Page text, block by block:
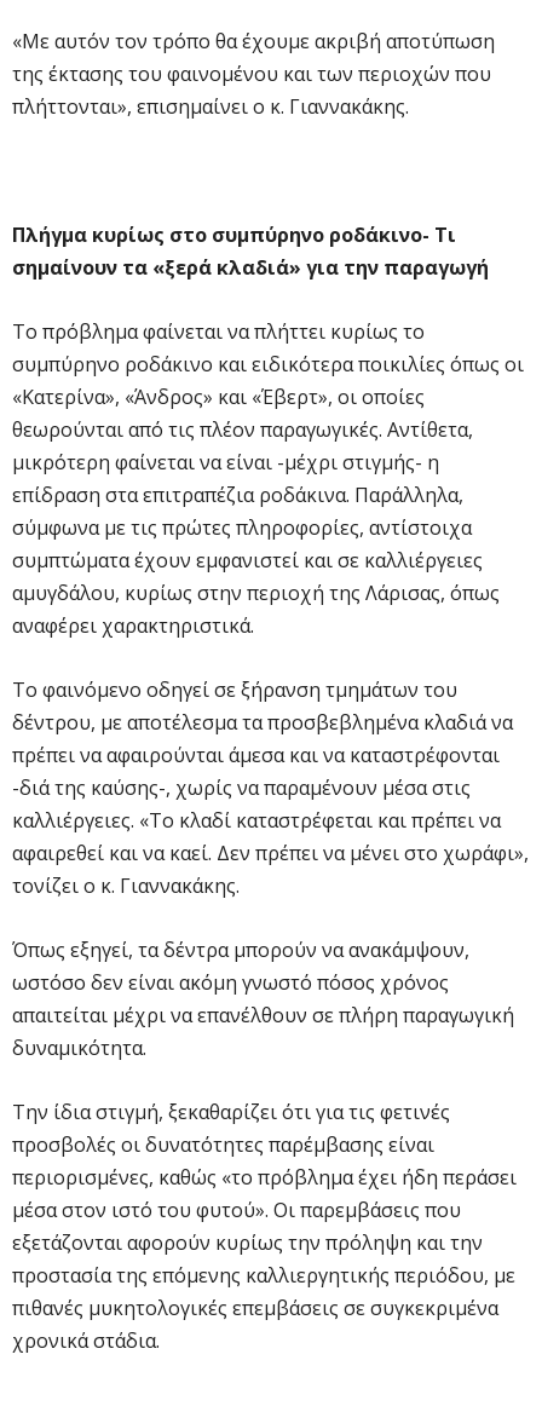
«Με αυτόν τον τρόπο θα έχουμε ακριβή αποτύπωση
της έκτασης του φαινομένου και των περιοχών που
πλήττονται», επισημαίνει ο κ. Γιαννακάκης.
Πλήγμα κυρίως στο συμπύρηνο ροδάκινο- Τι
σημαίνουν τα «ξερά κλαδιά» για την παραγωγή
Το πρόβλημα φαίνεται να πλήττει κυρίως το
συμπύρηνο ροδάκινο και ειδικότερα ποικιλίες όπως οι
«Κατερίνα», «Άνδρος» και «Έβερτ», οι οποίες
θεωρούνται από τις πλέον παραγωγικές. Αντίθετα,
μικρότερη φαίνεται να είναι -μέχρι στιγμής- η
επίδραση στα επιτραπέζια ροδάκινα. Παράλληλα,
σύμφωνα με τις πρώτες πληροφορίες, αντίστοιχα
συμπτώματα έχουν εμφανιστεί και σε καλλιέργειες
αμυγδάλου, κυρίως στην περιοχή της Λάρισας, όπως
αναφέρει χαρακτηριστικά.
Το φαινόμενο οδηγεί σε ξήρανση τμημάτων του
δέντρου, με αποτέλεσμα τα προσβεβλημένα κλαδιά να
πρέπει να αφαιρούνται άμεσα και να καταστρέφονται
-διά της καύσης-, χωρίς να παραμένουν μέσα στις
καλλιέργειες. «Το κλαδί καταστρέφεται και πρέπει να
αφαιρεθεί και να καεί. Δεν πρέπει να μένει στο χωράφι»,
τονίζει ο κ. Γιαννακάκης.
Όπως εξηγεί, τα δέντρα μπορούν να ανακάμψουν,
ωστόσο δεν είναι ακόμη γνωστό πόσος χρόνος
απαιτείται μέχρι να επανέλθουν σε πλήρη παραγωγική
δυναμικότητα.
Την ίδια στιγμή, ξεκαθαρίζει ότι για τις φετινές
προσβολές οι δυνατότητες παρέμβασης είναι
περιορισμένες, καθώς «το πρόβλημα έχει ήδη περάσει
μέσα στον ιστό του φυτού». Οι παρεμβάσεις που
εξετάζονται αφορούν κυρίως την πρόληψη και την
προστασία της επόμενης καλλιεργητικής περιόδου, με
πιθανές μυκητολογικές επεμβάσεις σε συγκεκριμένα
χρονικά στάδια.